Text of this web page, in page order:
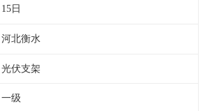
15日
河北衡水
光伏支架
一级